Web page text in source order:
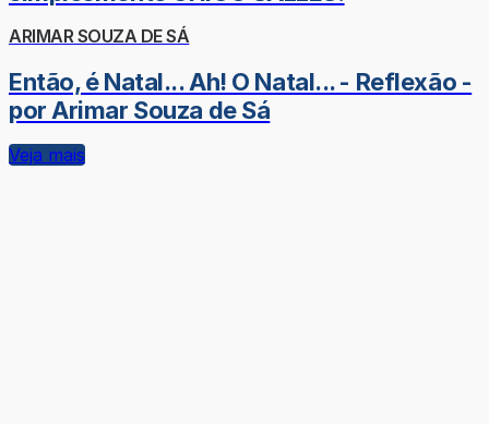
ARIMAR SOUZA DE SÁ
Então, é Natal... Ah! O Natal... - Reflexão -
por Arimar Souza de Sá
Veja mais